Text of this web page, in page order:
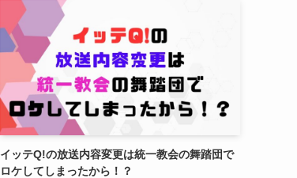
イッテQ!の放送内容変更は統一教会の舞踏団で
ロケしてしまったから！？